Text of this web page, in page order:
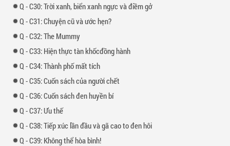
- 30: Trời xanh, biển xanh ngực và điềm gở
- 31: Chuyện cũ và ước hẹn?
- 32: The Mummy
- 33: Hiện thực tàn khốcđồng hành
- 34: Thành phố mất tích
- 35: Cuốn sách của người chết
- 36: Cuốn sách đen huyền bí
- 37: Ưu thế
- 38: Tiếp xúc lần đầu và gã cao to đen hôi
- 39: Không thể hòa bình!